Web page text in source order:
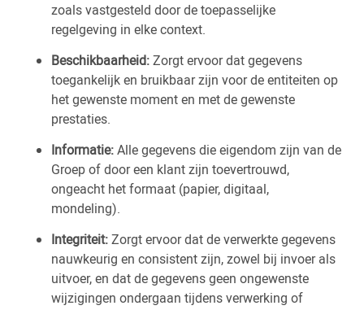
zoals vastgesteld door de toepasselijke
regelgeving in elke context.
Beschikbaarheid:Zorgt ervoor dat gegevens
toegankelijk en bruikbaar zijn voor de entiteiten op
het gewenste moment en met de gewenste
prestaties.
Informatie:Alle gegevens die eigendom zijn van de
Groep of door een klant zijn toevertrouwd,
ongeacht het formaat (papier, digitaal,
mondeling).
Integriteit:Zorgt ervoor dat de verwerkte gegevens
nauwkeurig en consistent zijn, zowel bij invoer als
uitvoer, en dat de gegevens geen ongewenste
wijzigingen ondergaan tijdens verwerking of